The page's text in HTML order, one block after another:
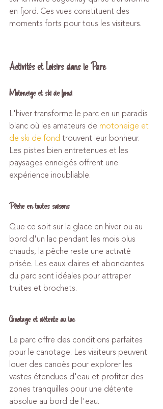
en fjord. Ces vues constituent des
moments forts pour tous les visiteurs.
Activités et Loisirs dans le Parc
Motoneige et ski de fond
L'hiver transforme le parc en un paradis
blanc où les amateurs de motoneige et
de ski de fond trouvent leur bonheur.
Les pistes bien entretenues et les
paysages enneigés offrent une
expérience inoubliable.
Pêche en toutes saisons
Que ce soit sur la glace en hiver ou au
bord d'un lac pendant les mois plus
chauds, la pêche reste une activité
prisée. Les eaux claires et abondantes
du parc sont idéales pour attraper
truites et brochets.
Canotage et détente au lac
Le parc offre des conditions parfaites
pour le canotage. Les visiteurs peuvent
louer des canoës pour explorer les
vastes étendues d'eau et profiter des
zones tranquilles pour une détente
absolue au bord de l'eau.